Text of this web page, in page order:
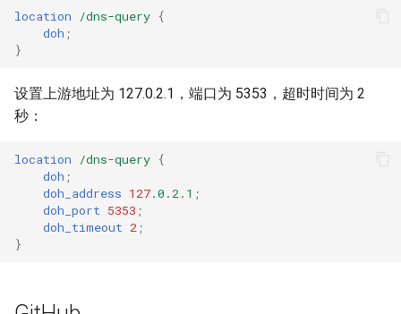
jit-uuid
jq
jsonrpc-batch
jwt-verification
location /dns-query {
doh ;
}
设置上游地址为 127.0.2.1，端口为 5353，超时时间为 2
秒：
location /dns-query {
doh ;
doh_address 127.0.2.1 ;
doh_port 5353 ;
doh_timeout 2 ;
}